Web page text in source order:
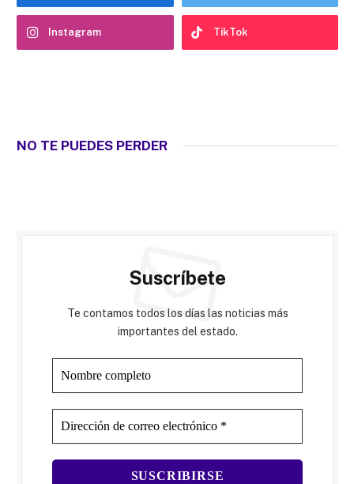
Instagram TikTok
NO TE PUEDES PERDER
Suscríbete
Te contamos todos los días las noticias más
importantes del estado.